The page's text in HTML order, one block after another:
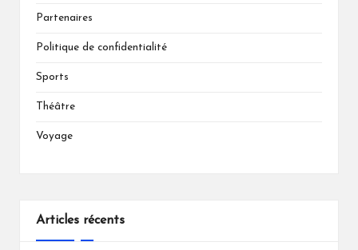
Partenaires
Politique de confidentialité
Sports
Théâtre
Voyage
Articles récents